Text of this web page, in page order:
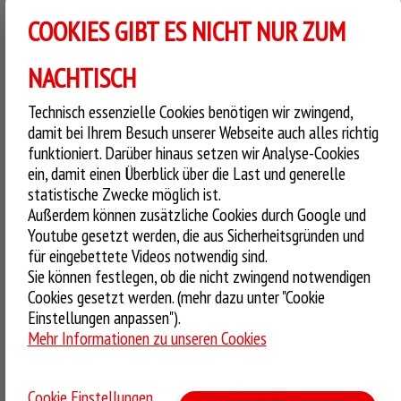
PIZZA FRÜHLINGSDUFT
WÄHLT EUREN LIEBLING!
Stimmt jetzt ab um Eure liebsten Call a Pizza-Kreationen
schon bald noch einmal bei Call a Pizza bestellen zu
können!
Pizza Morgentau
75
Pizza Glücksklee
PIZZA KARMINROT
Hähnchenbrust, roten Zwiebeln und
anschließend verfeinert mit sahniger
Crème Fraîche.
ONLINE BESTELLEN
PIZZA BRANDSCHEIBE
PIZZA DAUERBRENNER
Pizza mit feuriger Chipotle Soße,
Edamer, würziger Sucuk, frischen
Frühlingszwiebeln, Mais, roten
Chilischoten und herzhaftem Cheddar.
ONLINE BESTELLEN
Hallo liebe Call a Pizza Fans,
es geht wieder rauf in die Berge zu den Hütten Wochen bei
Call a Pizza!
Wir hätten da für euch zum Beispiel die Pizza Gaumenhügel
mit einer cremigen Hollandaise, Edamer, frischen
Tomatenwürfeln, roten Zwiebeln, leckerem Ei, knusprigem
Bacon und Käse on top.
Runter von der Piste, ab in die Hütte undwww.call-a-
pizza.deprobieren!
PIZZA DELIKATESSALM
Pizza mit pikanter Barbecue-Soße,
süßen Datteln, leckerem Mozzarella
und knusprigem Bacon, anschließend
verfeinert mit gehackten Mandeln.
PIZZA NACH MEINEM GESCHMACK!
1. September 2011 0
COOKIES GIBT ES NICHT NUR ZUM
NACHTISCH
Technisch essenzielle Cookies benötigen wir zwingend,
damit bei Ihrem Besuch unserer Webseite auch alles richtig
funktioniert. Darüber hinaus setzen wir Analyse-Cookies
ein, damit einen Überblick über die Last und generelle
statistische Zwecke möglich ist.
Außerdem können zusätzliche Cookies durch Google und
Youtube gesetzt werden, die aus Sicherheitsgründen und
für eingebettete Videos notwendig sind.
Sie können festlegen, ob die nicht zwingend notwendigen
Cookies gesetzt werden. (mehr dazu unter "Cookie
Einstellungen anpassen").
Mehr Informationen zu unseren Cookies